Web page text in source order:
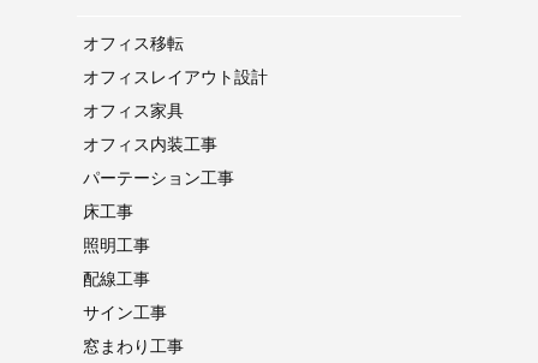
オフィス移転
オフィス レイアウト設計
オフィス家具
オフィス内装工事
パーテーション工事
床工事
照明工事
配線工事
サイン工事
窓まわり工事